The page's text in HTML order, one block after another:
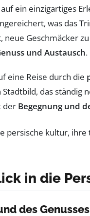
ein einzigartiges
was das
Geschmäcker
und Austausch.
eine Reise durch die
das ständig
der Begegnung und
in die
des Genusses